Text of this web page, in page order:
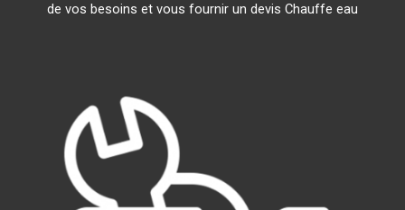
de vos besoins et vous fournir un devis Chauffe eau